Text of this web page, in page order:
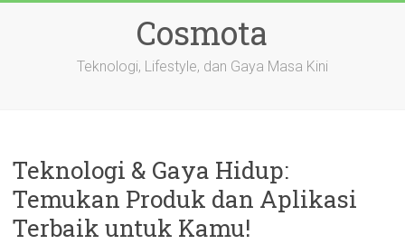
Cosmota
Teknologi, Lifestyle, dan Gaya Masa Kini
Teknologi & Gaya Hidup:
Temukan Produk dan Aplikasi
Terbaik untuk Kamu!